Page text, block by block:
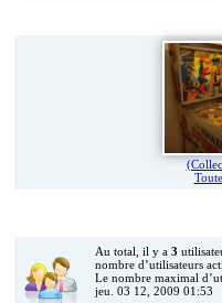
Au total, il y a 3
nombre d’utilisateurs
Le nombre maximal
jeu. 03 12, 2009 01:53